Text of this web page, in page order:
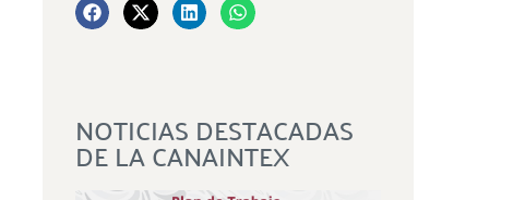
NOTICIAS DESTACADAS
DE LA CANAINTEX